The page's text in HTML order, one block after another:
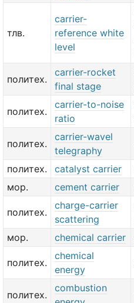
тлв.
carrier-
reference white
level
политех.
carrier-rocket
final stage
политех.
carrier-to-noise
ratio
политех.
carrier-wavel
telegraphy
политех. catalyst carrier
мор.
cement carrier
политех.
charge-carrier
scattering
мор.
chemical carrier
политех.
chemical
energy
политех.
combustion